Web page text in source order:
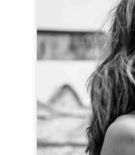
Ricca di tradizioni, cultura e una
ammirarli ...Scrittori e registi di
Ma andiamo a vedere assieme